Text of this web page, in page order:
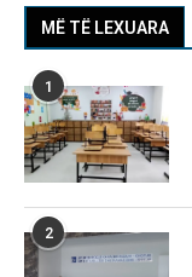
MË TË LEXUARA
1
2